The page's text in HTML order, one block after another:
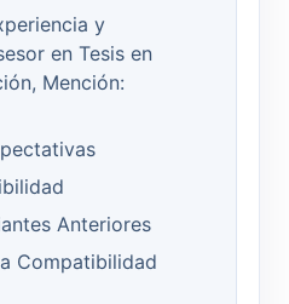
y
en Tesis en
Mención:
Anteriores
Compatibilidad